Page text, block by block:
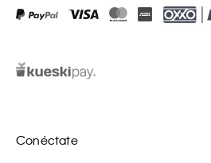
Conéctate